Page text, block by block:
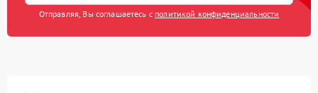
Отправляя, Вы соглашаетесь с политикой конфиденциальности